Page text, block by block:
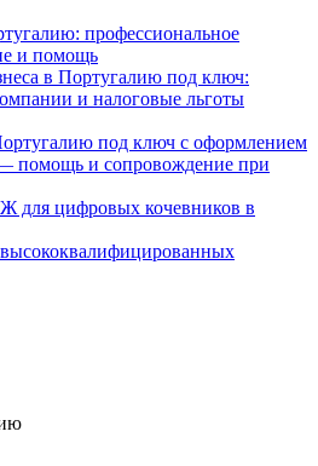
профессиональное
и помощь
в Португалию под ключ:
и налоговые льготы
под ключ с оформлением
и сопровождение при
для цифровых кочевников в